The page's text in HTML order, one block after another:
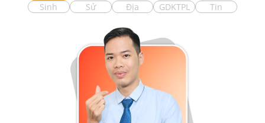
Sinh
Sử Địa GDKTPL Tin